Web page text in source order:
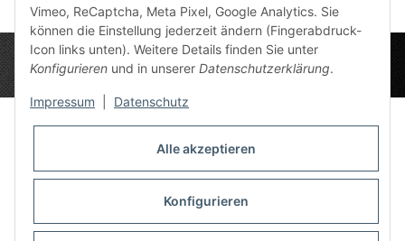
Datenschutz-Einstellungen
Vimeo, ReCaptcha, Meta Pixel, Google Analytics. Sie
können die Einstellung jederzeit ändern (Fingerabdruck-
Icon links unten). Weitere Details finden Sie unter
Konfigurieren und in unserer Datenschutzerklärung.
Impressum Datenschutz
Alle akzeptieren
Konfigurieren